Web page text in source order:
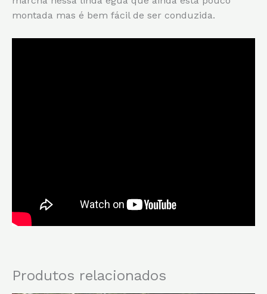
montada mas é bem fácil de ser conduzida.
Produtos relacionados